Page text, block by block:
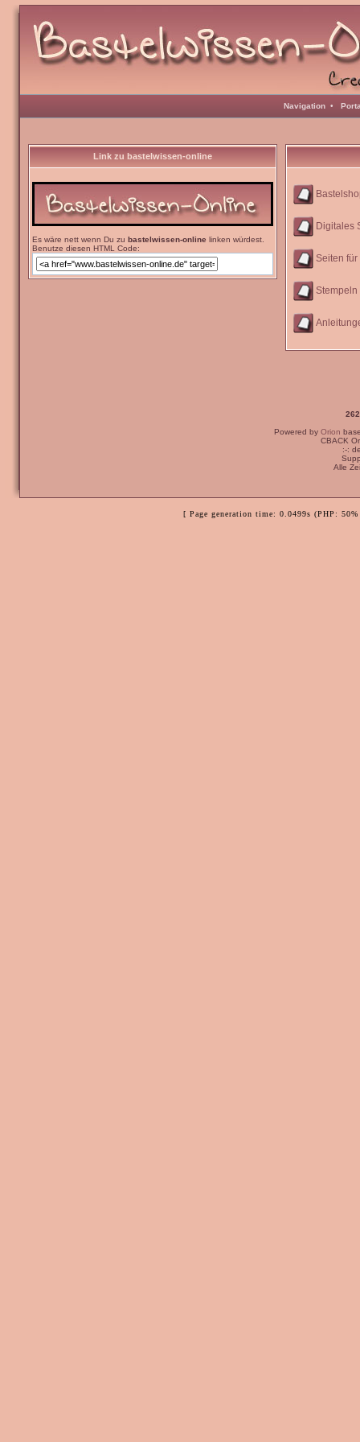
Navigation •
Link zu bastelwissen-online
Es wäre nett wenn Du zu bastelwissen-online linken würdest.
Benutze diesen HTML Code:
Digitales
Seiten
Stempeln
Powered by Orion
CBACK
:-:
Alle
[ Page generation time: 0.0499s (PHP: